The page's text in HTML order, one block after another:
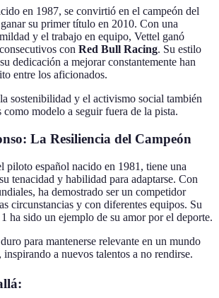
en 1987, se convirtió en el campeón del
su primer título en 2010. Con una
y el trabajo en equipo, Vettel ganó
con Red Bull Racing. Su estilo
dedicación a mejorar constantemente han
entre los aficionados.
sostenibilidad y el activismo social también
como modelo a seguir fuera de la pista.
La Resiliencia del Campeón
piloto español nacido en 1981, tiene una
tenacidad y habilidad para adaptarse. Con
ha demostrado ser un competidor
circunstancias y con diferentes equipos. Su
ha sido un ejemplo de su amor por el deporte.
para mantenerse relevante en un mundo
inspirando a nuevos talentos a no rendirse.